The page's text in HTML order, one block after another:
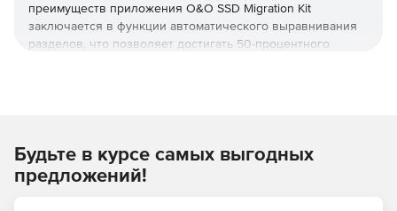
преимуществ приложения O&O SSD Migration Kit
заключается в функции автоматического выравнивания
разделов, что позволяет достигать 50-процентного
могут выбирать отдельные файлы, которые будут
проигнорированы при копировании. Данный инструмент
особенно полезен, если на SSD-диске не хватает
Будьте в курсе самых выгодных
предложений!